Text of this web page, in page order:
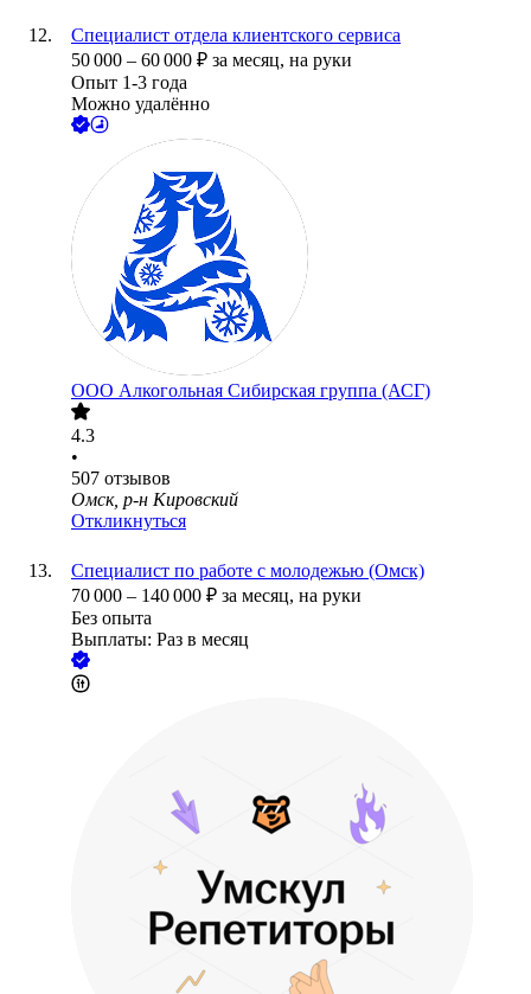
Специалист отдела клиентского сервиса
50 000 – 60 000 ₽ за месяц, на руки
Опыт 1-3 года
Можно удалённо
ООО Алкогольная Сибирская группа (АСГ)
4.3
•
507 отзывов
Омск, р-н Кировский
Откликнуться
Специалист по работе с молодежью (Омск)
70 000 – 140 000 ₽ за месяц, на руки
Без опыта
Выплаты: Раз в месяц